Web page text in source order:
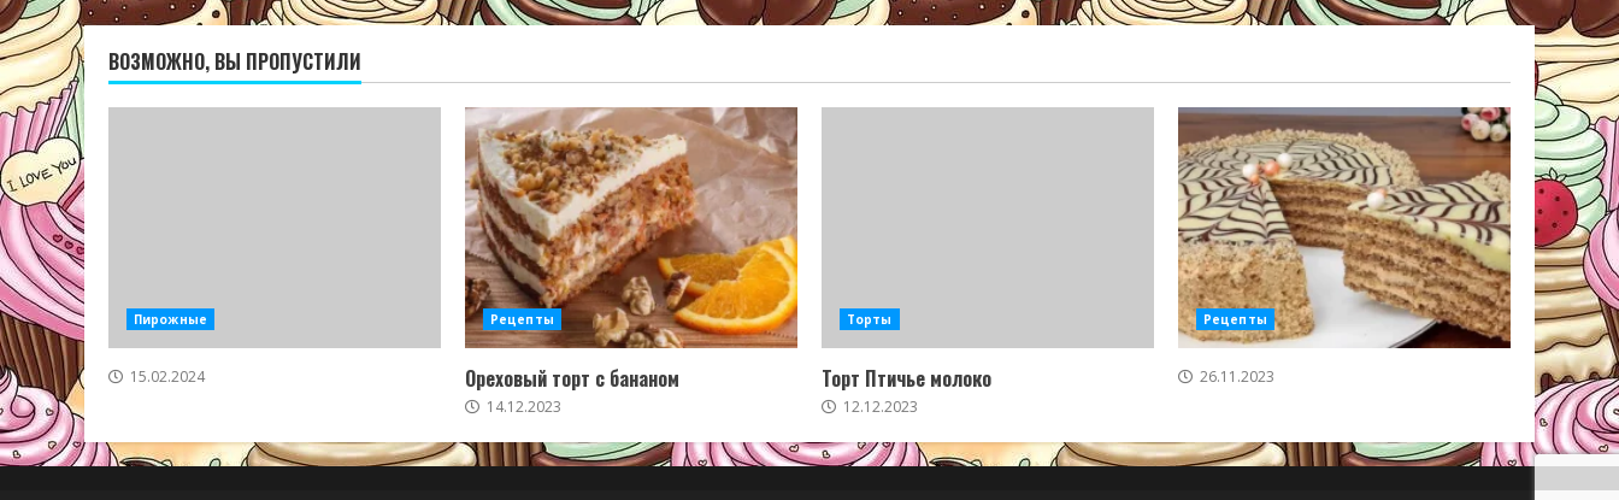
ВОЗМОЖНО, ВЫ ПРОПУСТИЛИ
Пирожные
15.02.2024
Рецепты
Ореховый торт с бананом
14.12.2023
Торты
Торт Птичье молоко
12.12.2023
Рецепты
26.11.2023